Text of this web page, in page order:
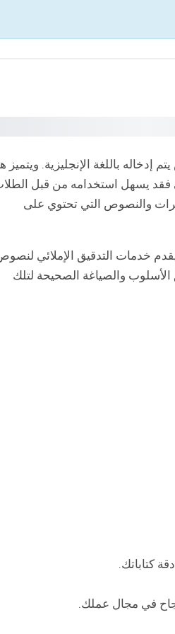
باللغة الإنجليزية. ويتميز
فقد يسهل استخدامه من قبل
والنصوص التي تحتوي على
خدمات التدقيق الإملائي
الأسلوب والصياغة الصحيحة لتلك
كتاباتك.
في مجال عملك.